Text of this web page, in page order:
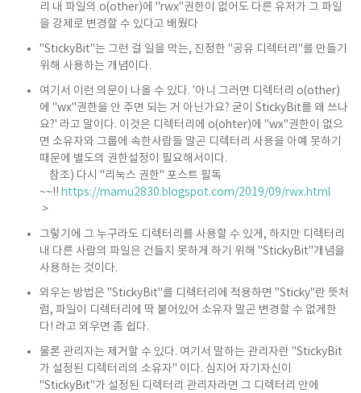
리 내 파일의 o(other)에 "rwx"권한이 없어도 다른 유저가 그 파일
을 강제로 변경할 수 있다고 배웠다
"StickyBit"는 그런 걸 일을 막는, 진정한 "공유 디렉터리"를 만들기
위해 사용하는 개념이다.
여기서 이런 의문이 나올 수 있다. '아니 그러면 디렉터리 o(other)
에 "wx"권한을 안 주면 되는 거 아닌가요? 굳이 StickyBit를 왜 쓰나
요?' 라고 말이다. 이것은 디렉터리에 o(ohter)에 "wx"권한이 없으
면 소유자와 그룹에 속한사람들 말곤 디렉터리 사용을 아예 못하기
때문에 별도의 권한설정이 필요해서이다.
참조) 다시 "리눅스 권한" 포스트 필독
~~!! https://mamu2830.blogspot.com/2019/09/rwx.html
>
그렇기에 그 누구라도 디렉터리를 사용할 수 있게, 하지만 디렉터리
내 다른 사람의 파일은 건들지 못하게 하기 위해 "StickyBit"개념을
사용하는 것이다.
외우는 방법은 "StickyBit"를 디렉터리에 적용하면 "Sticky"란 뜻처
럼, 파일이 디렉터리에 딱 붙어있어 소유자 말곤 변경할 수 없게한
다! 라고 외우면 좀 쉽다.
물론 관리자는 제거할 수 있다. 여기서 말하는 관리자란 "StickyBit
가 설정된 디렉터리의 소유자" 이다. 심지어 자기자신이
"StickyBit"가 설정된 디렉터리 관리자라면 그 디렉터리 안에